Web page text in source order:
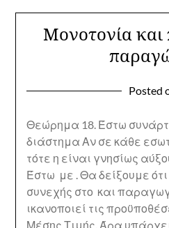
Μονοτονία
Posted
Θεώρημα 18. Έστω
διάστημα Αν σε κάθε
τότε η είναι γνησίως
Έστω με . Θα δείξουμε
συνεχής στο και
ικανοποιεί τις
Μέσης Τιμής. Άρα